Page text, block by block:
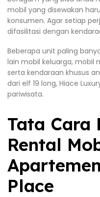
mobil yang disewakan
konsumen. Agar setiap
difasilitasi dengan
Beberapa unit paling
lain mobil keluarga, mobil
serta kendaraan khusus
dari elf 19 long, Hiace
pariwisata.
Tata Cara
Rental
Place